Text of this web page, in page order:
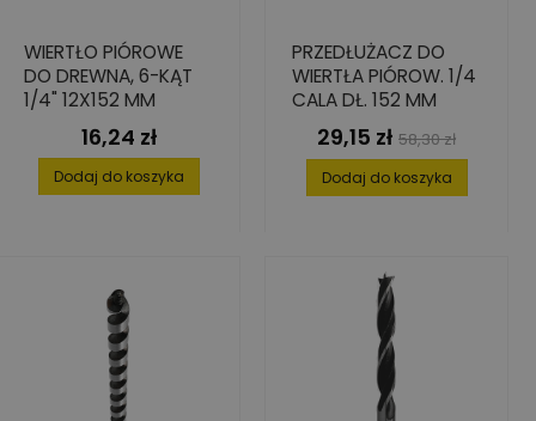
WIERTŁO PIÓROWE
DO DREWNA, 6-KĄT
1/4" 12X152 MM
Cena
16,24 zł
Dodaj do koszyka
PRZEDŁUŻACZ DO
WIERTŁA PIÓROW. 1/4
CALA DŁ. 152 MM
Cena
29,15 zł Cena
podstawowa
58,30 zł
Dodaj do koszyka